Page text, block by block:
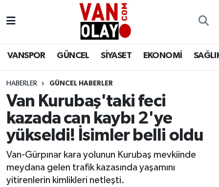
VANSPOR GÜNCEL SİYASET EKONOMİ
HABERLER GÜNCEL HABERLER
Van Kurubaş'taki feci
kazada can kaybı 2'ye
yükseldi! İsimler belli oldu
Van-Gürpınar kara yolunun Kurubaş mevkiinde
meydana gelen trafik kazasında yaşamını
yitirenlerin kimlikleri netleşti.
Siyaset
Ekonomi
Sağlık
Eğitim
Van Nöbetçi Eczaneler
Van Namaz Vakitleri
Van Trafik Yoğunluk Haritası
Süper Lig Puan Durumu ve Fikstür
Tüm Manşetler